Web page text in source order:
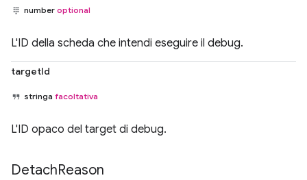
number optional
L'ID della scheda che intendi eseguire il debug.
targetId
stringa facoltativa
L'ID opaco del target di debug.
DetachReason